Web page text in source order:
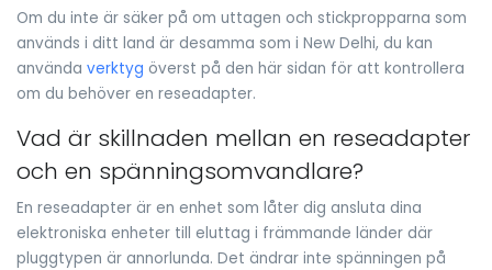
Om du inte är säker på om uttagen och stickpropparna som
används i ditt land är desamma som i New Delhi, du kan
använda verktyg överst på den här sidan för att kontrollera
om du behöver en reseadapter.
Vad är skillnaden mellan en reseadapter
och en spänningsomvandlare?
En reseadapter är en enhet som låter dig ansluta dina
elektroniska enheter till eluttag i främmande länder där
pluggtypen är annorlunda. Det ändrar inte spänningen på